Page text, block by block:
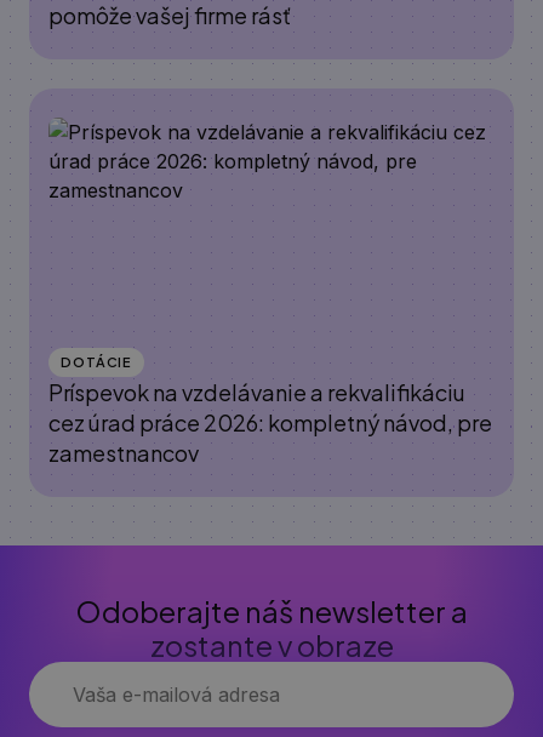
pomôže vašej firme rásť
DOTÁCIE
Príspevok na vzdelávanie a rekvalifikáciu
cez úrad práce 2026: kompletný návod, pre
zamestnancov
Odoberajte náš newsletter a
zostante v obraze